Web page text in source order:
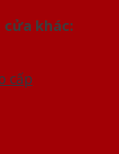
cửa khác:
cấp